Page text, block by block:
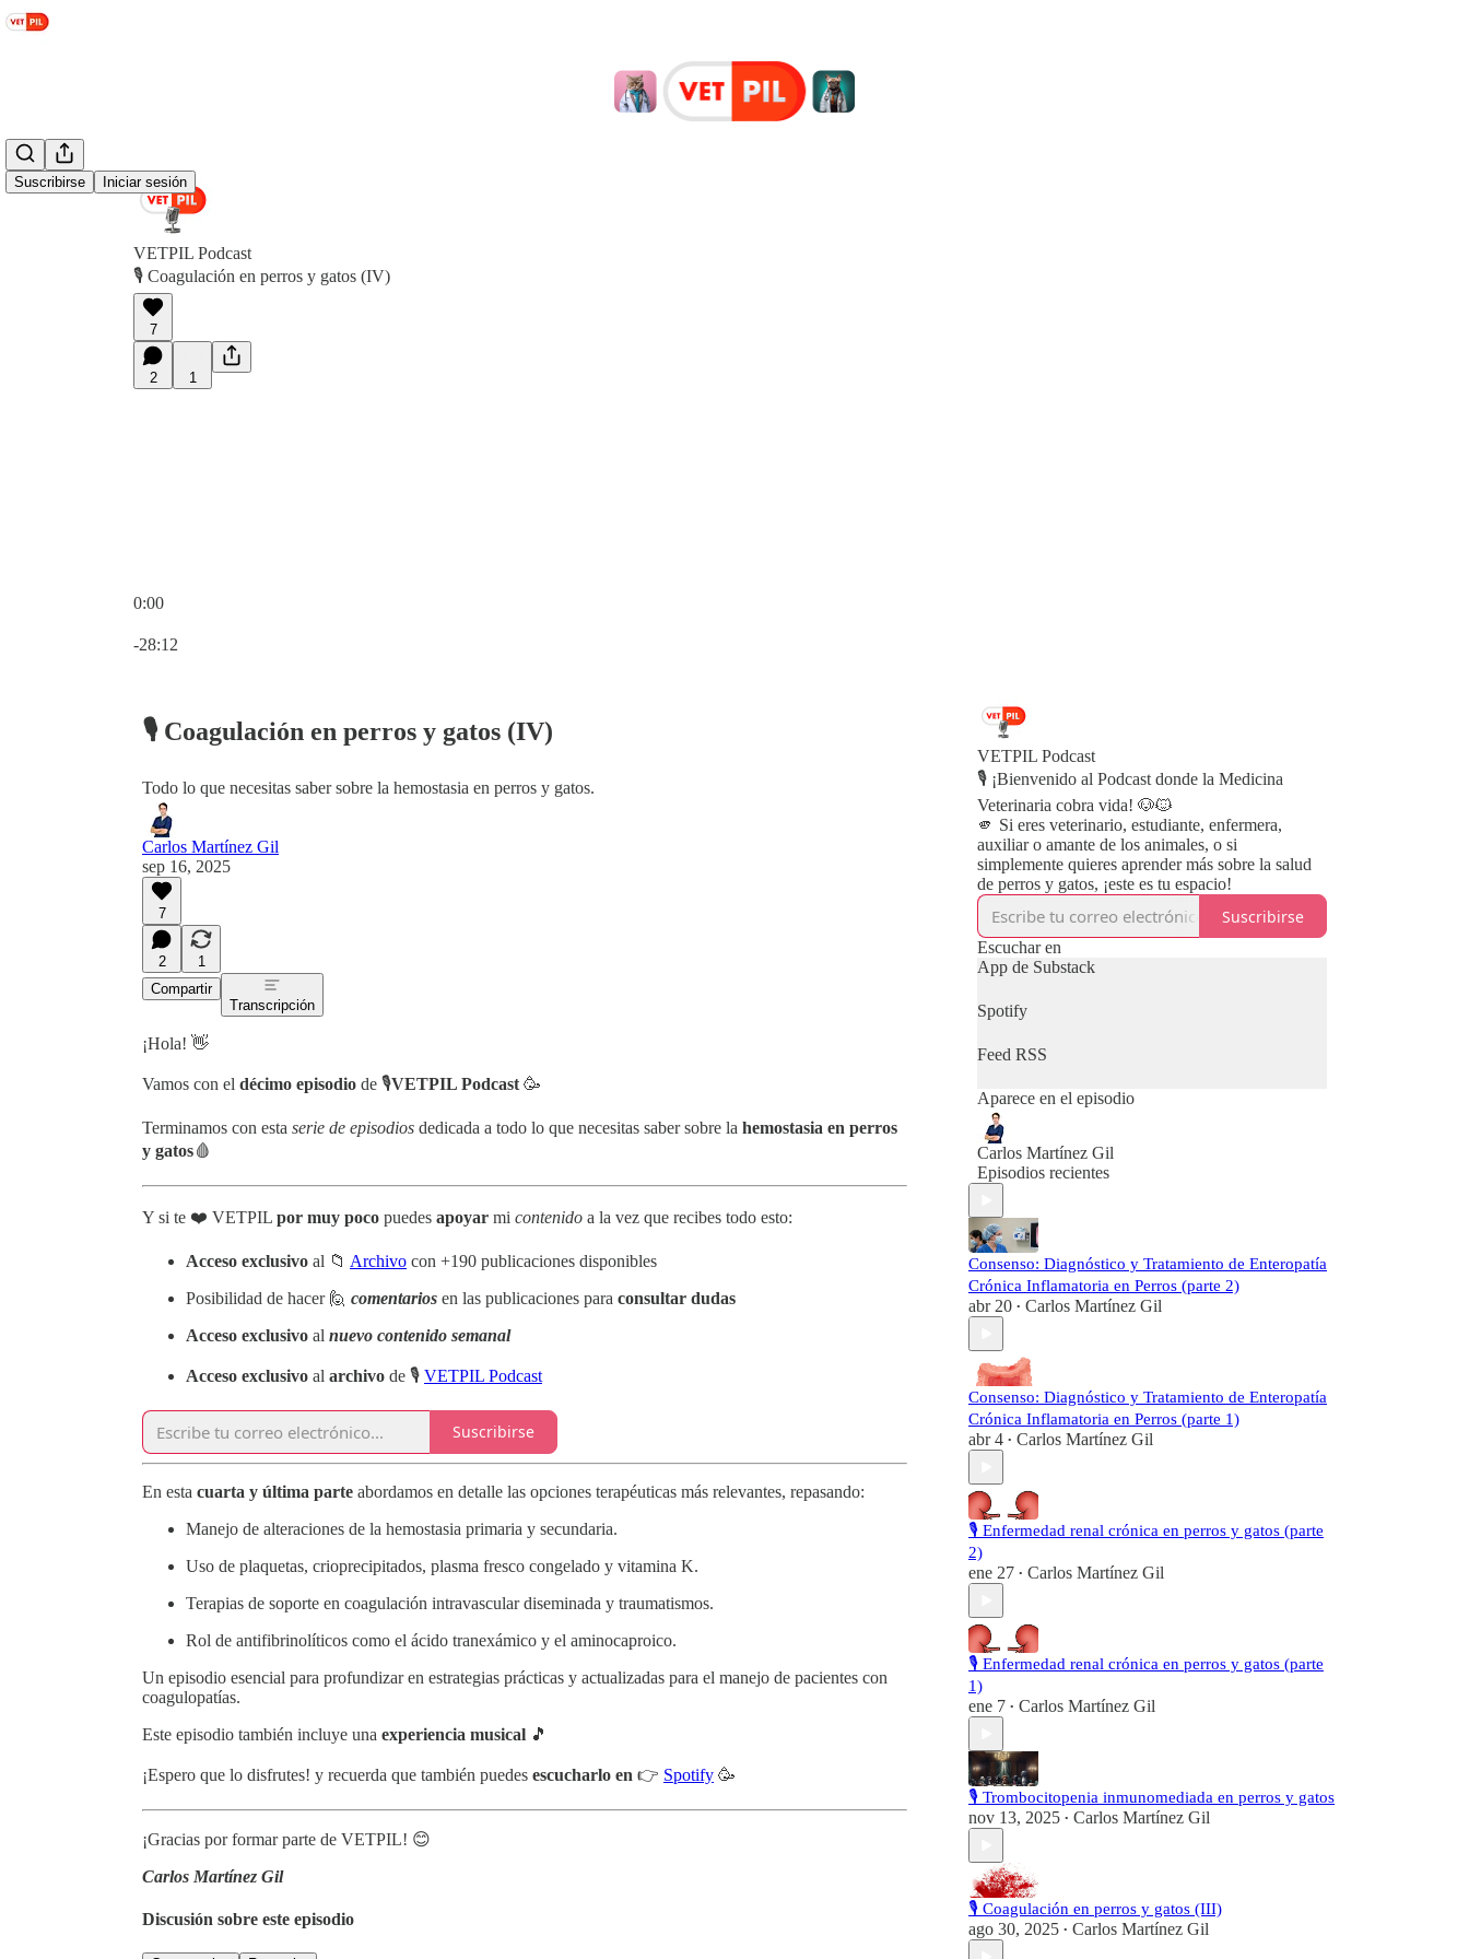
Suscribirse Iniciar sesión
VETPIL Podcast
🎙️ Coagulación en perros y gatos (IV)
7
2 1
0:00
-28:12
🎙️ Coagulación en perros y gatos (IV)
Todo lo que necesitas saber sobre la hemostasia en perros y gatos.
Carlos Martínez Gil
sep 16, 2025
7
2
1
Compartir
Transcripción
¡Hola! 👋
Vamos con el décimo episodio de 🎙️VETPIL Podcast 🥳
Terminamos con esta serie de episodios dedicada a todo lo que necesitas saber sobre la hemostasia en perros
y gatos🩸
Y si te ❤️ VETPIL por muy poco puedes apoyar mi contenido a la vez que recibes todo esto:
Acceso exclusivo al 📁 Archivo con +190 publicaciones disponibles
Posibilidad de hacer 🙋 comentarios en las publicaciones para consultar dudas
Acceso exclusivo al nuevo contenido semanal
Acceso exclusivo al archivo de 🎙️ VETPIL Podcast
Suscribirse
En esta cuarta y última parte abordamos en detalle las opciones terapéuticas más relevantes, repasando:
Manejo de alteraciones de la hemostasia primaria y secundaria.
Uso de plaquetas, crioprecipitados, plasma fresco congelado y vitamina K.
Terapias de soporte en coagulación intravascular diseminada y traumatismos.
Rol de antifibrinolíticos como el ácido tranexámico y el aminocaproico.
Un episodio esencial para profundizar en estrategias prácticas y actualizadas para el manejo de pacientes con
coagulopatías.
Este episodio también incluye una experiencia musical 🎵
¡Espero que lo disfrutes! y recuerda que también puedes escucharlo en 👉 Spotify 🥳
¡Gracias por formar parte de VETPIL! 😊
Carlos Martínez Gil
Discusión sobre este episodio
VETPIL Podcast
🎙️ ¡Bienvenido al Podcast donde la Medicina
Veterinaria cobra vida! 🐶🐱
🫵 Si eres veterinario, estudiante, enfermera,
auxiliar o amante de los animales, o si
simplemente quieres aprender más sobre la salud
de perros y gatos, ¡este es tu espacio!
Suscribirse
Escuchar en
App de Substack
Spotify
Feed RSS
Aparece en el episodio
Carlos Martínez Gil
Episodios recientes
Consenso: Diagnóstico y Tratamiento de Enteropatía
Crónica Inflamatoria en Perros (parte 2)
abr 20 • Carlos Martínez Gil
Consenso: Diagnóstico y Tratamiento de Enteropatía
Crónica Inflamatoria en Perros (parte 1)
abr 4 • Carlos Martínez Gil
🎙️ Enfermedad renal crónica en perros y gatos (parte
2)
ene 27 • Carlos Martínez Gil
🎙️ Enfermedad renal crónica en perros y gatos (parte
1)
ene 7 • Carlos Martínez Gil
🎙️ Trombocitopenia inmunomediada en perros y gatos
nov 13, 2025 • Carlos Martínez Gil
🎙️ Coagulación en perros y gatos (III)
ago 30, 2025 • Carlos Martínez Gil